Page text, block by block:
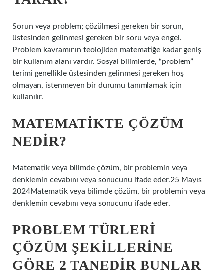
Sorun veya problem; çözülmesi gereken bir sorun,
üstesinden gelinmesi gereken bir soru veya engel.
Problem kavramının teolojiden matematiğe kadar geniş
bir kullanım alanı vardır. Sosyal bilimlerde, “problem”
terimi genellikle üstesinden gelinmesi gereken hoş
olmayan, istenmeyen bir durumu tanımlamak için
kullanılır.
MATEMATIKTE ÇÖZÜM
NEDIR?
Matematik veya bilimde çözüm, bir problemin veya
denklemin cevabını veya sonucunu ifade eder.25 Mayıs
2024Matematik veya bilimde çözüm, bir problemin veya
denklemin cevabını veya sonucunu ifade eder.
PROBLEM TÜRLERI
ÇÖZÜM ŞEKILLERINE
GÖRE 2 TANEDIR BUNLAR